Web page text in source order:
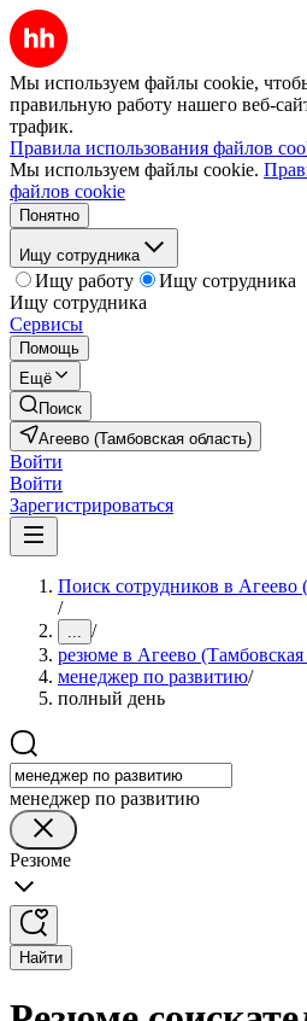
Мы используем файлы cookie,
правильную работу нашего веб-
трафик.
Правила использования файлов
Мы используем файлы cookie.
файлов cookie
Понятно
Ищу сотрудника
Ищу работу
Ищу сотрудника
Ищу сотрудника
Сервисы
Помощь
Ещё
Поиск
Агеево (Тамбовская область)
Войти
Войти
Зарегистрироваться
Поиск сотрудников в Агеево
/
... /
резюме в Агеево (Тамбовская
менеджер по развитию/
полный день
менеджер по развитию
Резюме
Найти